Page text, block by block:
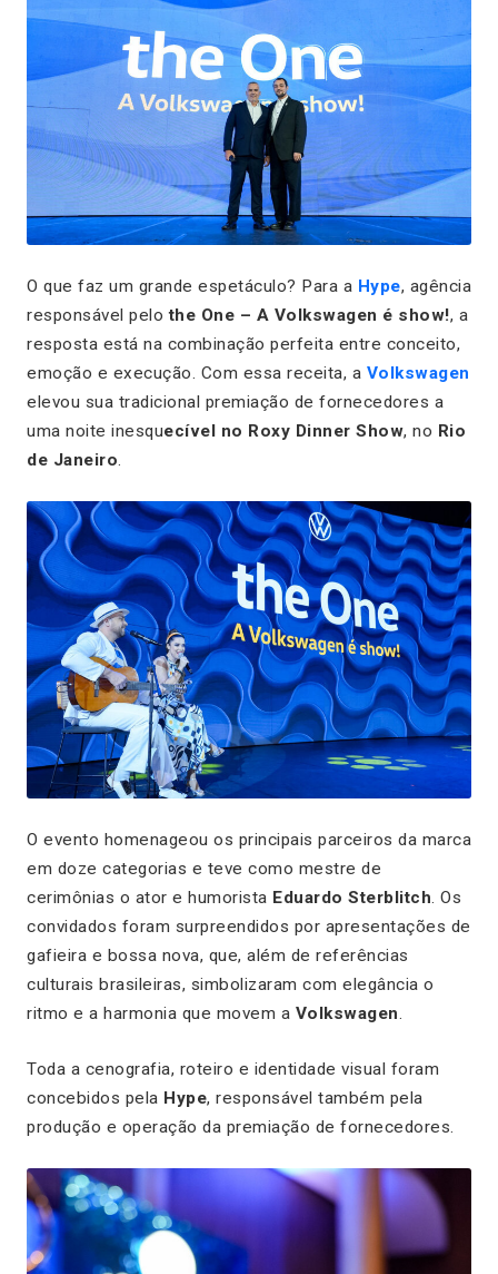
O que faz um grande espetáculo? Para a Hype, agência
responsável pelothe One – A Volkswagen é show!, a
resposta está na combinação perfeita entre conceito,
emoção e execução. Com essa receita, a Volkswagen
elevou sua tradicional premiação de fornecedores a
uma noite inesquecível no Roxy Dinner Show, no Rio
de Janeiro.
O evento homenageou os principais parceiros da marca
em doze categorias e teve como mestre de
cerimônias o ator e humorista Eduardo Sterblitch . Os
convidados foram surpreendidos por apresentações de
gafieira e bossa nova, que, além de referências
culturais brasileiras, simbolizaram com elegância o
ritmo e a harmonia que movem a Volkswagen
Toda a cenografia, roteiro e identidade visual foram
concebidos pela Hype, responsável também pela
produção e operação da premiação de fornecedores.